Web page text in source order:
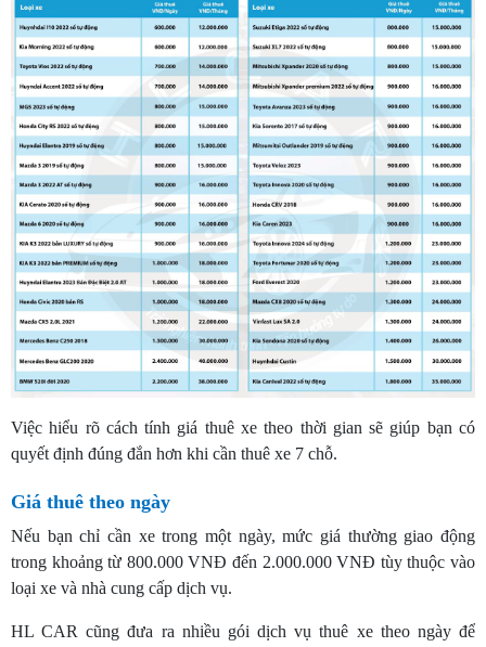
Việc hiểu rõ cách tính giá thuê xe theo thời gian sẽ giúp bạn có
quyết định đúng đắn hơn khi cần thuê xe 7 chỗ.
Giá thuê theo ngày
Nếu bạn chỉ cần xe trong một ngày, mức giá thường giao động
trong khoảng từ 800.000 VNĐ đến 2.000.000 VNĐ tùy thuộc vào
loại xe và nhà cung cấp dịch vụ.
HL CAR cũng đưa ra nhiều gói dịch vụ thuê xe theo ngày để